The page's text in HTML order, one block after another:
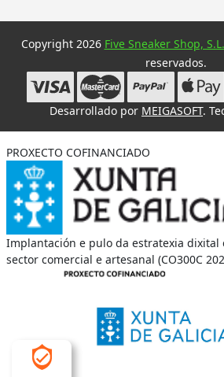
Copyright 2026 Five Sneaker Shop, S.L.
reservados.
Desarrollado por MEIGASOFT.
PROXECTO COFINANCIADO
Implantación e pulo da estratexia dixital
sector comercial e artesanal (CO300C